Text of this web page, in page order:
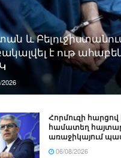
և
է ութ
Հորմուզի
համատեղ
առաջիկայում
06/08/2026